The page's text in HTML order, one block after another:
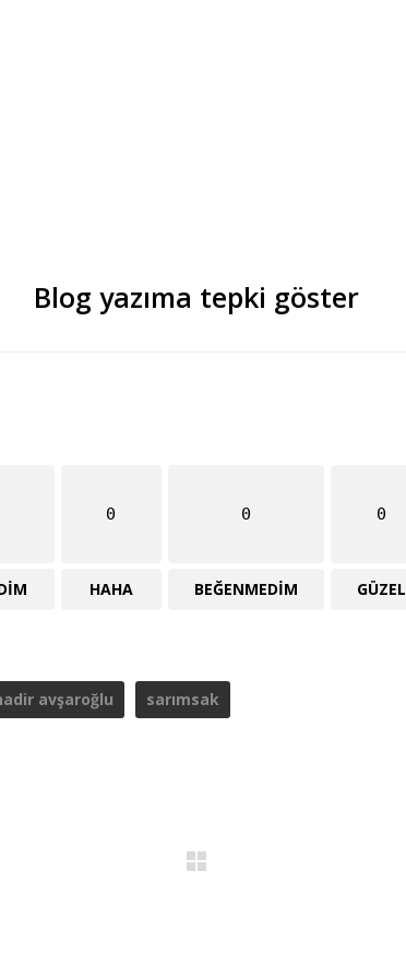
Blog yazıma tepki göster
0
HAHA
0
BEĞENMEDIM
0
GÜZEL
avşaroğlu sarımsak